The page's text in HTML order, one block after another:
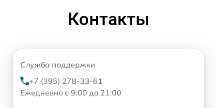
Контакты
Служба поддержки
+7 (395) 278-33-61
Ежедневно с 9:00 до 21:00